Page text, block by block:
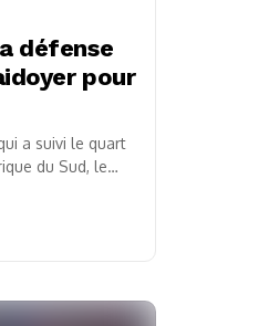
défense
pour
a suivi le quart
du Sud, le